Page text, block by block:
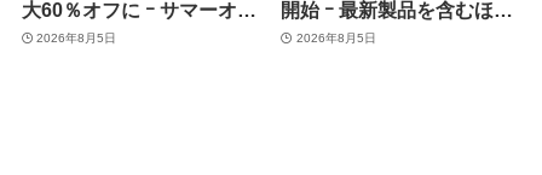
大60％オフに ｰ サマーオフ
ァーのセール開催中
2026年8月5日
開始 ｰ 最新製品を含むほぼ
全品が最大54％オフに
2026年8月5日